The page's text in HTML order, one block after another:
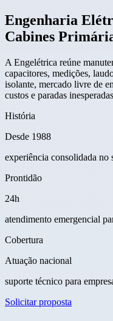
Engenharia
Cabines
A Engelétrica reúne
capacitores, medições,
isolante, mercado livre de
custos e paradas
História
Desde 1988
experiência consolidada no
Prontidão
24h
atendimento emergencial
Cobertura
Atuação nacional
suporte técnico para
Solicitar proposta